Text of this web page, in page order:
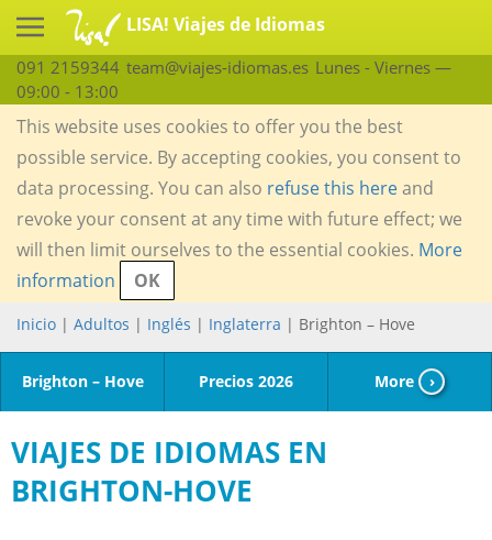
LISA! Viajes de Idiomas
091 2159344 team@viajes-idiomas.es Lunes - Viernes —
09:00 - 13:00
This website uses cookies to offer you the best
possible service. By accepting cookies, you consent to
data processing. You can also refuse this hereand
revoke your consent at any time with future effect; we
will then limit ourselves to the essential cookies. More
information
OK
Inicio | Adultos | Inglés | Inglaterra | Brighton – Hove
Brighton – Hove Precios 2026 More ›
VIAJES DE IDIOMAS EN
BRIGHTON-HOVE